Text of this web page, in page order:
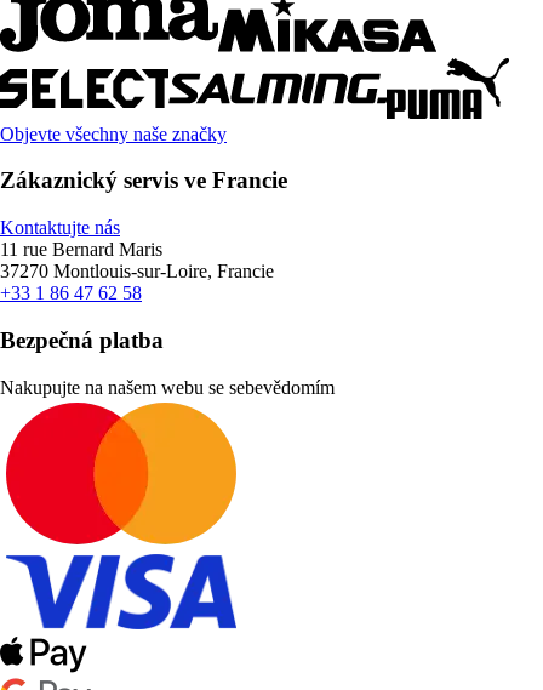
Objevte všechny naše značky
Zákaznický servis ve Francie
Kontaktujte nás
11 rue Bernard Maris
37270 Montlouis-sur-Loire, Francie
+33 1 86 47 62 58
Bezpečná platba
Nakupujte na našem webu se sebevědomím